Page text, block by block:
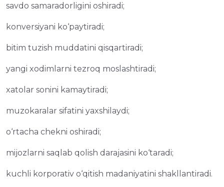
savdo samaradorligini oshiradi;
konversiyani ko‘paytiradi;
bitim tuzish muddatini qisqartiradi;
yangi xodimlarni tezroq moslashtiradi;
xatolar sonini kamaytiradi;
muzokaralar sifatini yaxshilaydi;
o‘rtacha chekni oshiradi;
mijozlarni saqlab qolish darajasini ko‘taradi;
kuchli korporativ o‘qitish madaniyatini shakllantiradi.